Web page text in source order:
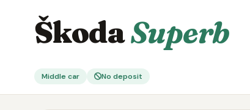
ŠkodaSuperb
Middle car No deposit